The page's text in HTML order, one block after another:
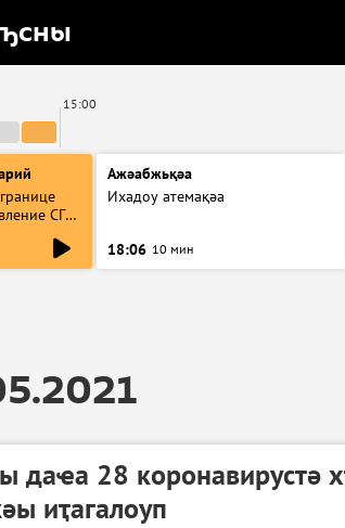
15:00
СГБ
Ажәабжьқәа
Ихадоу атемақәа
18:06 10 мин
даҽа 28 коронавирустә
иҭагалоуп